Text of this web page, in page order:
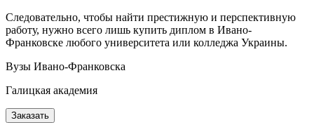
Следовательно, чтобы найти престижную и перспективную
работу, нужно всего лишь купить диплом в Ивано-
Франковске любого университета или колледжа Украины.
Вузы Ивано-Франковска
Галицкая академия
Заказать